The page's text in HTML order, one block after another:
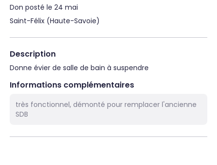
Don posté le 24 mai
Saint-Félix (Haute-Savoie)
Description
Donne évier de salle de bain à suspendre
Informations complémentaires
très fonctionnel, démonté pour remplacer l'ancienne
SDB